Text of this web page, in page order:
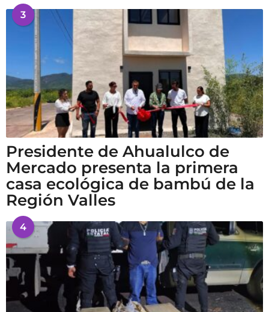
3
Presidente de Ahualulco de
Mercado presenta la primera
casa ecológica de bambú de la
Región Valles
4